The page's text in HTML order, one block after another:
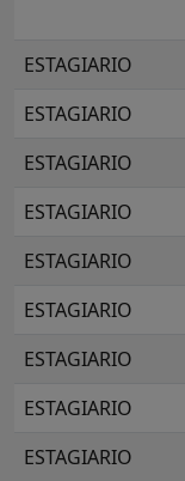
ESTAGIARIO
ESTAGIARIO
ESTAGIARIO
ESTAGIARIO
ESTAGIARIO
ESTAGIARIO
ESTAGIARIO
ESTAGIARIO
ESTAGIARIO